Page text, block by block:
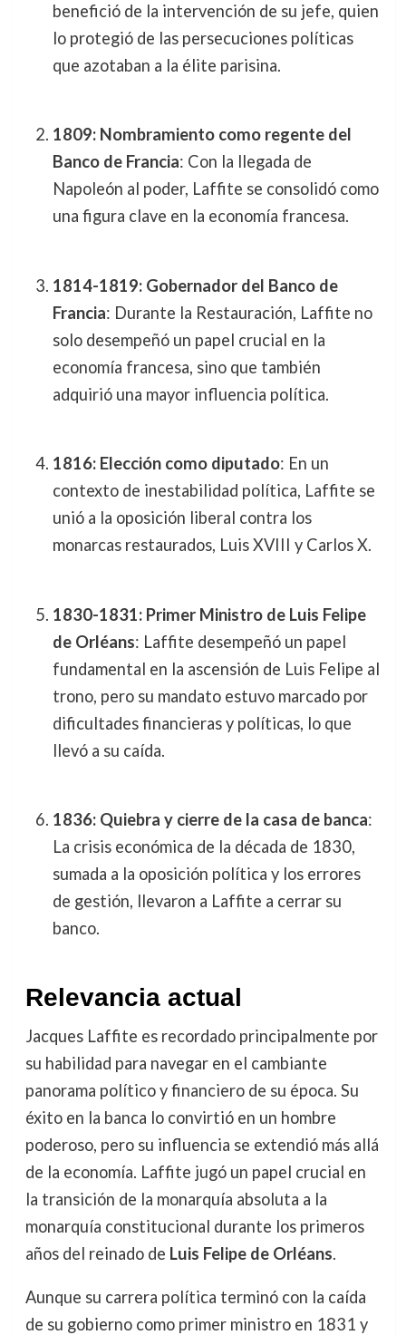
benefició de la intervención de su jefe, quien
lo protegió de las persecuciones políticas
que azotaban a la élite parisina.
1809: Nombramiento como regente del
Banco de Francia: Con la llegada de
Napoleón al poder, Laffite se consolidó como
una figura clave en la economía francesa.
1814-1819: Gobernador del Banco de
Francia: Durante la Restauración, Laffite no
solo desempeñó un papel crucial en la
economía francesa, sino que también
adquirió una mayor influencia política.
1816: Elección como diputado: En un
contexto de inestabilidad política, Laffite se
unió a la oposición liberal contra los
monarcas restaurados, Luis XVIII y Carlos X.
1830-1831: Primer Ministro de Luis Felipe
de Orléans: Laffite desempeñó un papel
fundamental en la ascensión de Luis Felipe al
trono, pero su mandato estuvo marcado por
dificultades financieras y políticas, lo que
llevó a su caída.
1836: Quiebra y cierre de la casa de banca:
La crisis económica de la década de 1830,
sumada a la oposición política y los errores
de gestión, llevaron a Laffite a cerrar su
banco.
Relevancia actual
Jacques Laffite es recordado principalmente por
su habilidad para navegar en el cambiante
panorama político y financiero de su época. Su
éxito en la banca lo convirtió en un hombre
poderoso, pero su influencia se extendió más allá
de la economía. Laffite jugó un papel crucial en
la transición de la monarquía absoluta a la
monarquía constitucional durante los primeros
años del reinado de Luis Felipe de Orléans.
Aunque su carrera política terminó con la caída
de su gobierno como primer ministro en 1831 y